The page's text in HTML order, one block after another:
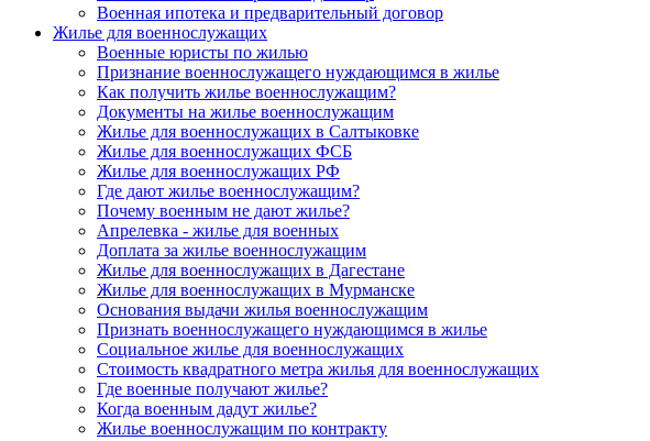
Военная ипотека и предварительный договор
Жилье для военнослужащих
Военные юристы по жилью
Признание военнослужащего нуждающимся в жилье
Как получить жилье военнослужащим?
Документы на жилье военнослужащим
Жилье для военнослужащих в Салтыковке
Жилье для военнослужащих ФСБ
Жилье для военнослужащих РФ
Где дают жилье военнослужащим?
Почему военным не дают жилье?
Апрелевка - жилье для военных
Доплата за жилье военнослужащим
Жилье для военнослужащих в Дагестане
Жилье для военнослужащих в Мурманске
Основания выдачи жилья военнослужащим
Признать военнослужащего нуждающимся в жилье
Социальное жилье для военнослужащих
Стоимость квадратного метра жилья для военнослужащих
Где военные получают жилье?
Когда военным дадут жилье?
Жилье военнослужащим по контракту